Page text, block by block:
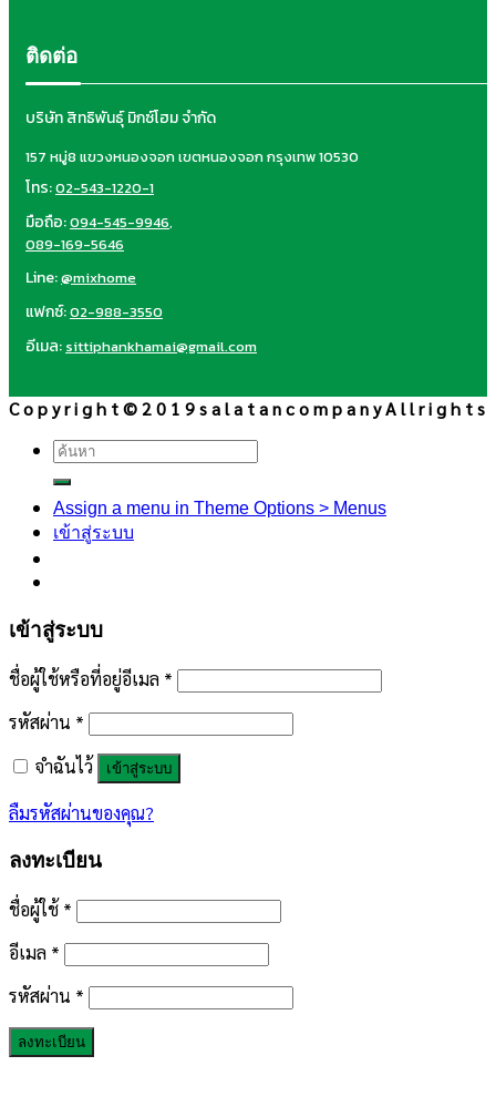
ติดต่อ
บริษัท สิทธิพันธุ์ มิกซ์โฮม จำกัด
157 หมู่8 แขวงหนองจอก เขตหนองจอก กรุงเทพ 10530
โทร:02-543-1220-1
มือถือ:094-545-9946,
089-169-5646
Line:@mixhome
แฟกซ์:02-988-3550
อีเมล: sittiphankhamai@gmail.com
C o p y r i g h t © 2 0 1 9 s a l a t a n c o m p a n y A l l r i g h t s
ค้นหา:
Assign a menu in Theme Options > Menus
เข้าสู่ระบบ
เข้าสู่ระบบ
ชื่อผู้ใช้หรือที่อยู่อีเมล *
รหัสผ่าน *
จำฉันไว้
เข้าสู่ระบบ
ลืมรหัสผ่านของคุณ?
ลงทะเบียน
ชื่อผู้ใช้ *
อีเมล *
รหัสผ่าน *
ลงทะเบียน